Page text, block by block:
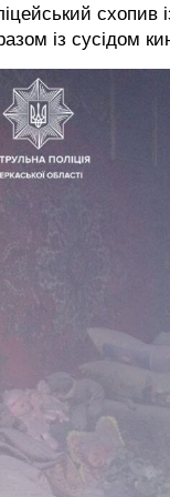
схопив
із сусідом